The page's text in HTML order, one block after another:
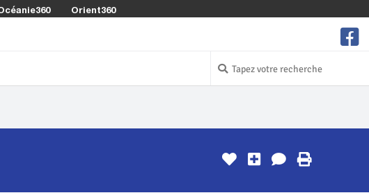
Orient360